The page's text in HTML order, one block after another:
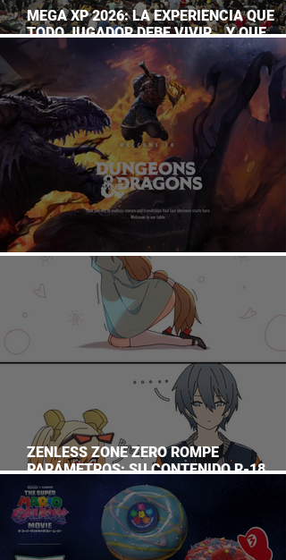
MEGA XP 2026: LA EXPERIENCIA QUE
TODO JUGADOR DEBE VIVIR… Y QUE
AHORA PUEDES DISFRUTAR A TU RITMO
DUNGEONS & DRAGONS ¿TE ATREVES?
ZENLESS ZONE ZERO ROMPE
PARÁMETROS: SU CONTENIDO R-18
SUPERA A CASI TODO EL GACHA